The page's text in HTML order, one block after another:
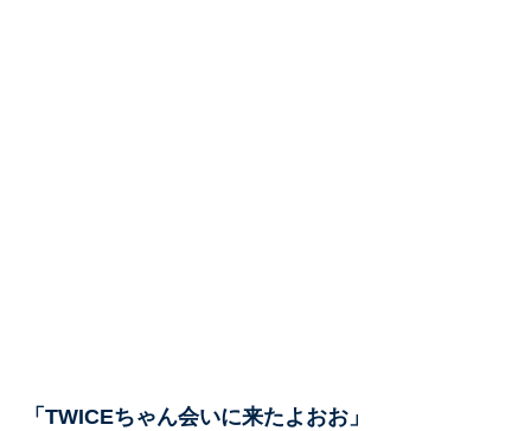
「TWICEちゃん会いに来たよおお」